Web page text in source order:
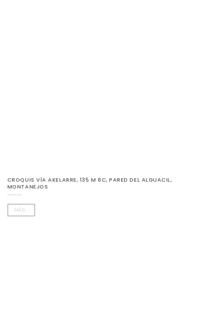
CROQUIS VÍA AKELARRE, 135 M 6C, PARED DEL ALGUACIL,
MONTANEJOS
MÁS...